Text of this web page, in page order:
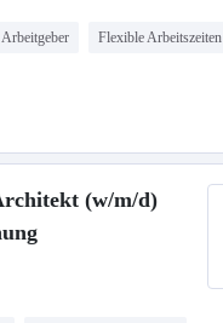
Flexible Arbeitszeiten
(w/m/d)